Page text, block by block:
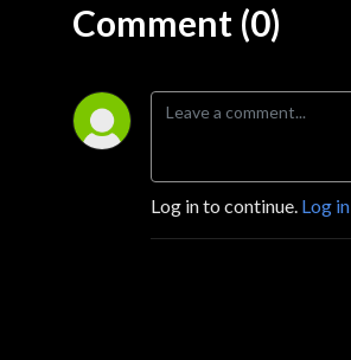
Comment (0)
Log in to continue. Log in